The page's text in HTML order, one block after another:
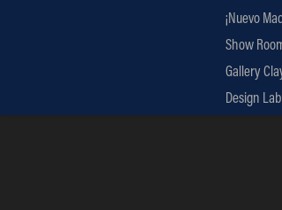
¡Nuevo
Show
Gallery
Design